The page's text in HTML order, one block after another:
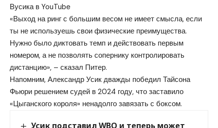
Вусика в YouTube
«Выход на ринг с большим весом не имеет смысла, если
ты не используешь свои физические преимущества.
Нужно было диктовать темп и действовать первым
номером, а не позволять сопернику контролировать
дистанцию», – сказал Питер.
Напомним, Александр Усик дважды победил Тайсона
Фьюри решением судей в 2024 году, что заставило
«Цыганского короля» ненадолго завязать с боксом.
Усик подставил WBO и теперь может